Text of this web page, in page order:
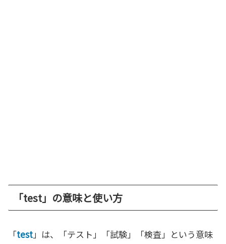
「test」の意味と使い方
「test」は、「テスト」「試験」「検査」という意味